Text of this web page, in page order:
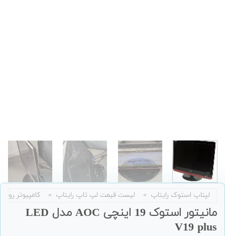
لپتاپ استوک رایتاپ » لیست قیمت لپ تاپ رایتاپ » کامپیوتر
مانیتور استوک 19 اینچی AOC مدل LED
V19 plus